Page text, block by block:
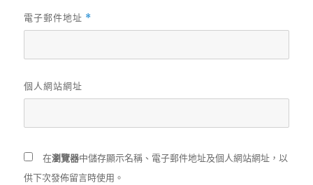
電子郵件地址 *
個人網站網址
在瀏覽器中儲存顯示名稱、電子郵件地址及個人網站網址，以
供下次發佈留言時使用。